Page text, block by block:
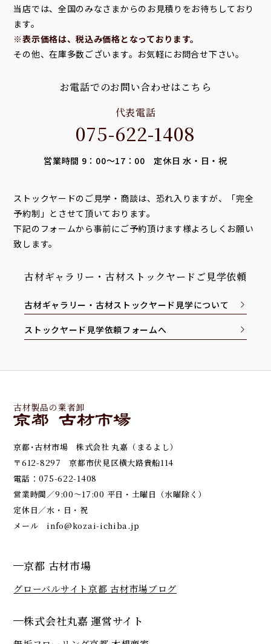
当店では、全国のみなさまからのお見積りをお待ちしており
ます。
※表示価格は、税込み価格となっております。
その他、在庫多数ございます。お気軽にお問合せ下さい。
お電話でのお問い合わせはこちら
代表電話
075-622-1408
営業時間 9：00～17：00 定休日 水・日・祝
ストックヤードのご見学・商談は、恐れ入りますが、「完全
予約制」とさせて頂いております。
下記のフォームから事前にご予約頂けます様よろしくお願い
致します。
古材ギャラリー・古材ストックヤードご見学依頼
古材ギャラリー・古材ストックヤード見学について
ストックヤード見学依頼フォームへ
古材製品の業者卸
京都･古材市場 株式会社 丸嘉（まるよし）
〒612-8297 京都市伏見区横大路貴船114
電話： 075-622-1408
営業時間／9:00～17:00 平日・土曜日（水曜除く）
定休日／水・日・祝
メール info@kozai-ichiba.jp
京都 古材市場
グローバルサイト京都 古材市場ブログ
株式会社丸嘉 運営サイト